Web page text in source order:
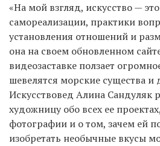
«На мой взгляд, искусство —
самореализации, практики
установления отношений и
она на своем обновленном
видеозаставке ползает
шевелятся морские существа
Искусствовед Алина Сандуляк
художницу обо всех ее
фотографии и о том, зачем ей
изобретать необычные вкусы